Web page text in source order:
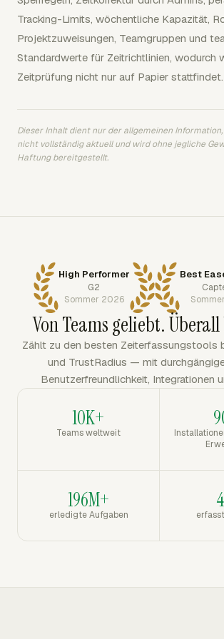
Tracking-Limits, wöchentliche Kapazität,
Projektzuweisungen, Teamgruppen und
Standardwerte für Zeitrichtlinien, wodurch
Zeitprüfung nicht nur auf Papier stattfindet.
Dieser Inhalt dient nur der allgemeinen
nicht vollständig aktuell und wird ohne jegliche
Haftung bereitgestellt.
High Performer
G2
Sommer 2026
Best
Von Teams geliebt.
Zählt zu den besten Zeiterfassungstools
und TrustRadius — mit
Benutzerfreundlichkeit, Integrationen
10K+
Teams weltweit
196M+
erledigte Aufgaben